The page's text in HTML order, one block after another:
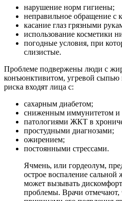
нарушение норм гигиены;
неправильное обращение с
касание глаз грязными
использование косметики
погодные условия, при
слизистые.
Проблеме подвержены люди с
конъюнктивитом, угревой
риска входят лица с:
сахарным диабетом;
сниженным иммунитетом
патологиями ЖКТ в
простудными диагнозами;
ожирением;
постоянными стрессами.
Ячмень, или гордеолум,
острое воспаление сальной
может вызывать
проблемы. Врачи